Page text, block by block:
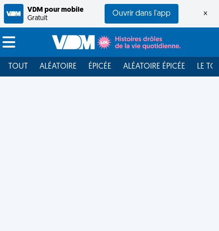
VDM pour mobile
Gratuit
Ouvrir dans l'app ×
TOUT ALÉATOIRE ÉPICÉE ALÉATOIRE ÉPICÉE LE